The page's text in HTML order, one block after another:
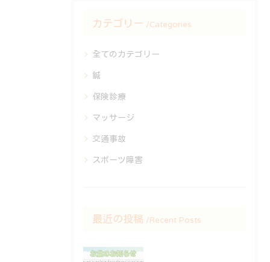
カテゴリー Categories
全てのカテゴリー
鍼
保険診療
マッサージ
交通事故
スポーツ障害
最近の投稿 Recent Posts